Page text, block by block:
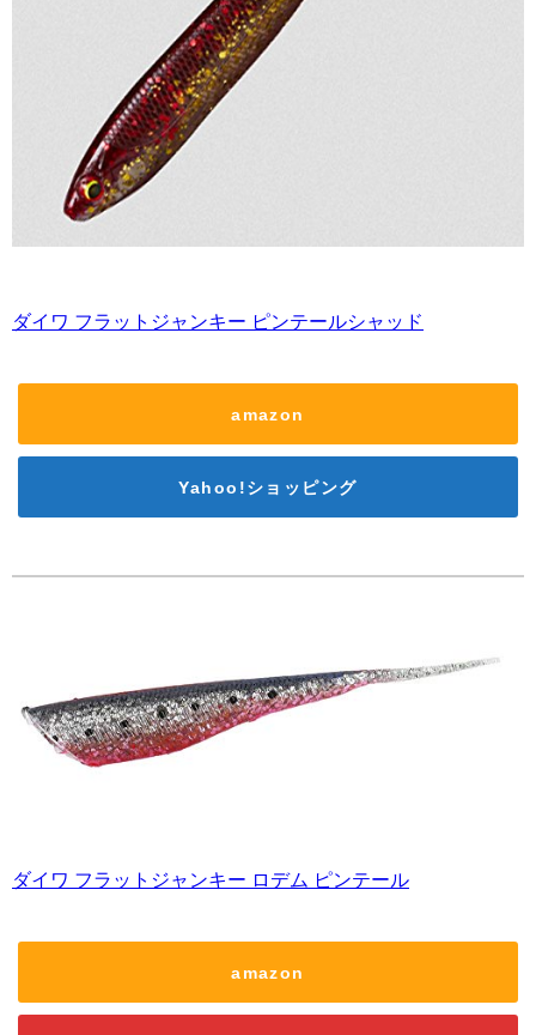
ダイワ フラットジャンキー ピンテールシャッド
amazon
Yahoo!ショッピング
ダイワ フラットジャンキー ロデム ピンテール
amazon